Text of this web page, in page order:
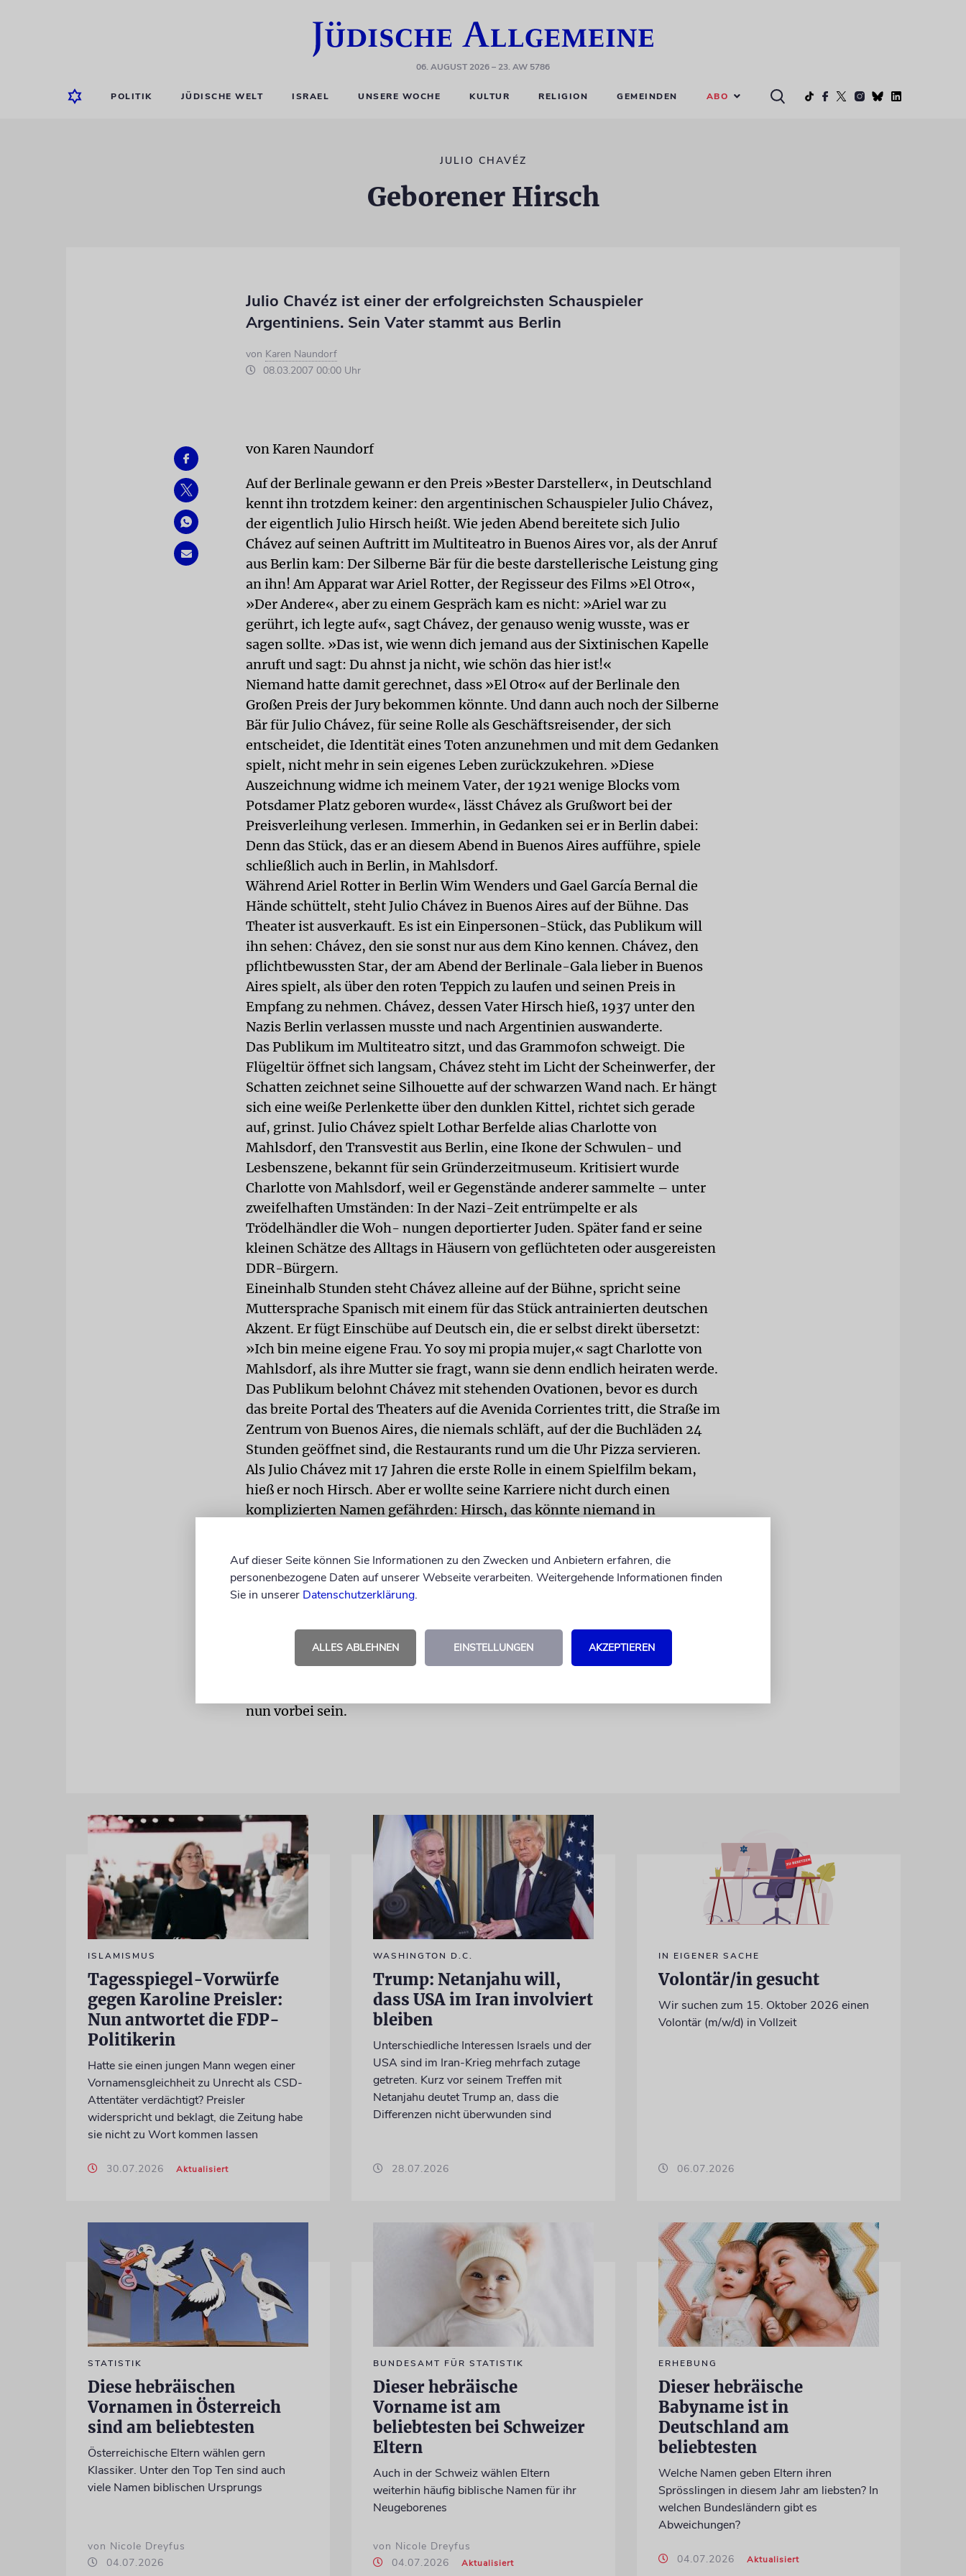
06. AUGUST 2026– 23. AW 5786
POLITIK JÜDISCHE WELT ISRAEL UNSERE WOCHE KULTUR RELIGION GEMEINDEN ABO
JULIO CHAVÉZ
Geborener Hirsch
Julio Chavéz ist einer der erfolgreichsten Schauspieler
Argentiniens. Sein Vater stammt aus Berlin
von Karen Naundorf
08.03.2007 00:00 Uhr
von Karen Naundorf
Auf der Berlinale gewann er den Preis »Bester Darsteller«, in Deutschland
kennt ihn trotzdem keiner: den argentinischen Schauspieler Julio Chávez,
der eigentlich Julio Hirsch heißt. Wie jeden Abend bereitete sich Julio
Chávez auf seinen Auftritt im Multiteatro in Buenos Aires vor, als der Anruf
aus Berlin kam: Der Silberne Bär für die beste darstellerische Leistung ging
an ihn! Am Apparat war Ariel Rotter, der Regisseur des Films »El Otro«,
»Der Andere«, aber zu einem Gespräch kam es nicht: »Ariel war zu
gerührt, ich legte auf«, sagt Chávez, der genauso wenig wusste, was er
sagen sollte. »Das ist, wie wenn dich jemand aus der Sixtinischen Kapelle
anruft und sagt: Du ahnst ja nicht, wie schön das hier ist!«
Niemand hatte damit gerechnet, dass »El Otro« auf der Berlinale den
Großen Preis der Jury bekommen könnte. Und dann auch noch der Silberne
Bär für Julio Chávez, für seine Rolle als Geschäftsreisender, der sich
entscheidet, die Identität eines Toten anzunehmen und mit dem Gedanken
spielt, nicht mehr in sein eigenes Leben zurückzukehren. »Diese
Auszeichnung widme ich meinem Vater, der 1921 wenige Blocks vom
Potsdamer Platz geboren wurde«, lässt Chávez als Grußwort bei der
Preisverleihung verlesen. Immerhin, in Gedanken sei er in Berlin dabei:
Denn das Stück, das er an diesem Abend in Buenos Aires aufführe, spiele
schließlich auch in Berlin, in Mahlsdorf.
Während Ariel Rotter in Berlin Wim Wenders und Gael García Bernal die
Hände schüttelt, steht Julio Chávez in Buenos Aires auf der Bühne. Das
Theater ist ausverkauft. Es ist ein Einpersonen-Stück, das Publikum will
ihn sehen: Chávez, den sie sonst nur aus dem Kino kennen. Chávez, den
pflichtbewussten Star, der am Abend der Berlinale-Gala lieber in Buenos
Aires spielt, als über den roten Teppich zu laufen und seinen Preis in
Empfang zu nehmen. Chávez, dessen Vater Hirsch hieß, 1937 unter den
Nazis Berlin verlassen musste und nach Argentinien auswanderte.
Das Publikum im Multiteatro sitzt, und das Grammofon schweigt. Die
Flügeltür öffnet sich langsam, Chávez steht im Licht der Scheinwerfer, der
Schatten zeichnet seine Silhouette auf der schwarzen Wand nach. Er hängt
sich eine weiße Perlenkette über den dunklen Kittel, richtet sich gerade
auf, grinst. Julio Chávez spielt Lothar Berfelde alias Charlotte von
Mahlsdorf, den Transvestit aus Berlin, eine Ikone der Schwulen- und
Lesbenszene, bekannt für sein Gründerzeitmuseum. Kritisiert wurde
Charlotte von Mahlsdorf, weil er Gegenstände anderer sammelte – unter
zweifelhaften Umständen: In der Nazi-Zeit entrümpelte er als
Trödelhändler die Woh- nungen deportierter Juden. Später fand er seine
kleinen Schätze des Alltags in Häusern von geflüchteten oder ausgereisten
DDR-Bürgern.
Eineinhalb Stunden steht Chávez alleine auf der Bühne, spricht seine
Muttersprache Spanisch mit einem für das Stück antrainierten deutschen
Akzent. Er fügt Einschübe auf Deutsch ein, die er selbst direkt übersetzt:
»Ich bin meine eigene Frau. Yo soy mi propia mujer,« sagt Charlotte von
Mahlsdorf, als ihre Mutter sie fragt, wann sie denn endlich heiraten werde.
Das Publikum belohnt Chávez mit stehenden Ovationen, bevor es durch
das breite Portal des Theaters auf die Avenida Corrientes tritt, die Straße im
Zentrum von Buenos Aires, die niemals schläft, auf der die Buchläden 24
Stunden geöffnet sind, die Restaurants rund um die Uhr Pizza servieren.
Als Julio Chávez mit 17 Jahren die erste Rolle in einem Spielfilm bekam,
hieß er noch Hirsch. Aber er wollte seine Karriere nicht durch einen
komplizierten Namen gefährden: Hirsch, das könnte niemand in
einzusetzen: Javes. Da aber der Regisseur des Films, Juan José Jusid, schon
drei J im Namen hatte, ging auch das nicht.
heißen. Ganz wollte er trotzdem nicht auf den Namen seines Vaters
verzichten, der Künstler Julio würde seine Zeichnungen weiter mit Hirsch
unterschreiben. Lange Zeit wussten die Argentinier nicht, dass Julio Hirsch
nun vorbei sein.
ISLAMISMUS
Tagesspiegel-Vorwürfe
gegen Karoline Preisler:
Nun antwortet die FDP-
Politikerin
Hatte sie einen jungen Mann wegen einer
Vornamensgleichheit zu Unrecht als CSD-
Attentäter verdächtigt? Preisler
widerspricht und beklagt, die Zeitung habe
sie nicht zu Wort kommen lassen
30.07.2026 Aktualisiert
WASHINGTON D.C.
Trump: Netanjahu will,
dass USA im Iran involviert
bleiben
Unterschiedliche Interessen Israels und der
USA sind im Iran-Krieg mehrfach zutage
getreten. Kurz vor seinem Treffen mit
Netanjahu deutet Trump an, dass die
Differenzen nicht überwunden sind
28.07.2026
IN EIGENER SACHE
Volontär/in gesucht
Wir suchen zum 15. Oktober 2026 einen
Volontär (m/w/d) in Vollzeit
06.07.2026
STATISTIK
Diese hebräischen
Vornamen in Österreich
sind am beliebtesten
Österreichische Eltern wählen gern
Klassiker. Unter den Top Ten sind auch
viele Namen biblischen Ursprungs
von Nicole Dreyfus
04.07.2026
BUNDESAMT FÜR STATISTIK
Dieser hebräische
Vorname ist am
beliebtesten bei Schweizer
Eltern
Auch in der Schweiz wählen Eltern
weiterhin häufig biblische Namen für ihr
Neugeborenes
von Nicole Dreyfus
04.07.2026
Aktualisiert
ERHEBUNG
Dieser hebräische
Babyname ist in
Deutschland am
beliebtesten
Welche Namen geben Eltern ihren
Sprösslingen in diesem Jahr am liebsten? In
welchen Bundesländern gibt es
Abweichungen?
04.07.2026 Aktualisiert
Auf dieser Seite können Sie Informationen zu den Zwecken und Anbietern erfahren, die
personenbezogene Daten auf unserer Webseite verarbeiten. Weitergehende Informationen finden
Sie in unserer Datenschutzerklärung.
ALLES ABLEHNEN EINSTELLUNGEN AKZEPTIEREN